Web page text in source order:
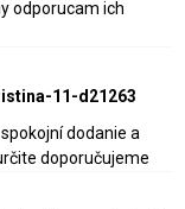
odporucam ich
11-d21263
dodanie a
doporučujeme